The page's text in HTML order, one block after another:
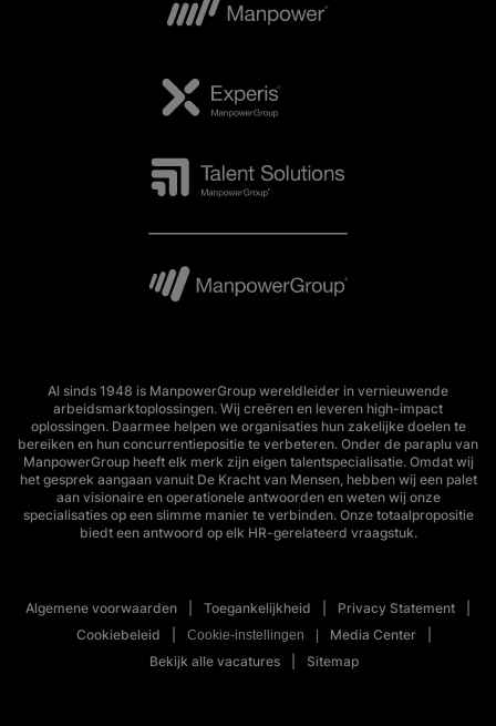
Al sinds 1948 is ManpowerGroup wereldleider in vernieuwende
arbeidsmarktoplossingen. Wij creëren en leveren high-impact
oplossingen. Daarmee helpen we organisaties hun zakelijke doelen te
bereiken en hun concurrentiepositie te verbeteren. Onder de paraplu van
ManpowerGroup heeft elk merk zijn eigen talentspecialisatie. Omdat wij
het gesprek aangaan vanuit De Kracht van Mensen, hebben wij een palet
aan visionaire en operationele antwoorden en weten wij onze
specialisaties op een slimme manier te verbinden. Onze totaalpropositie
biedt een antwoord op elk HR-gerelateerd vraagstuk.
Algemene voorwaarden Toegankelijkheid
Privacy Statement
Cookiebeleid
Cookie-instellingen
Media Center
Bekijk alle vacatures
Sitemap